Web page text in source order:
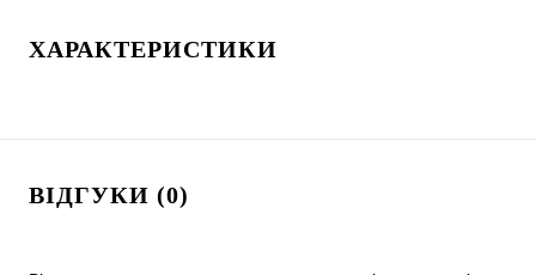
ХАРАКТЕРИСТИКИ
ВІДГУКИ (0)